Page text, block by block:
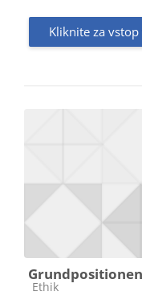
Kliknite za
Kategorija predmeta
Ethik